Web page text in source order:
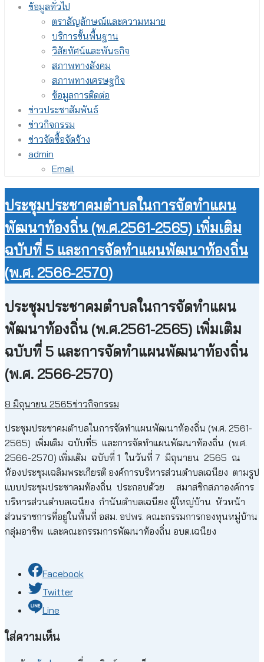
ข้อมูลทั่วไป
ตราสัญลักษณ์และความหมาย
บริการขั้นพื้นฐาน
วิสัยทัศน์และพันธกิจ
สภาพทางสังคม
สภาพทางเศรษฐกิจ
ข้อมูลการติดต่อ
ข่าวประชาสัมพันธ์
ข่าวกิจกรรม
ข่าวจัดซื้อจัดจ้าง
admin
Email
ประชุมประชาคมตำบลในการจัดทำแผน
พัฒนาท้องถิ่น (พ.ศ.2561-2565) เพิ่มเติม
ฉบับที่ 5 และการจัดทำแผนพัฒนาท้องถิ่น
(พ.ศ. 2566-2570)
ประชุมประชาคมตำบลในการจัดทำแผน
พัฒนาท้องถิ่น (พ.ศ.2561-2565) เพิ่มเติม
ฉบับที่ 5 และการจัดทำแผนพัฒนาท้องถิ่น
(พ.ศ. 2566-2570)
8 มิถุนายน 2565ข่าวกิจกรรม
ประชุมประชาคมตำบลในการจัดทำแผนพัฒนาท้องถิ่น (พ.ศ. 2561-
2565) เพิ่มเติม ฉบับที่5 และการจัดทำแผนพัฒนาท้องถิ่น (พ.ศ.
2566-2570) เพิ่มเติม ฉบับที่ 1 ในวันที่ 7 มิถุนายน 2565 ณ
ห้องประชุมเฉลิมพระเกียรติ องค์การบริหารส่วนตำบลเฉนียง ตามรูป
แบบประชุมประชาคมท้องถิ่น ประกอบด้วย สมาสชิกสภาองค์การ
บริหารส่วนตำบลเฉนียง กำนันตำบลเฉนียง ผู้ใหญ่บ้าน หัวหน้า
ส่วนราชการที่อยู่ในพื้นที่ อสม. อปพร. คณะกรรมการกองทุนหมู่บ้าน
กลุ่มอาชีพ และคณะกรรมการพัฒนาท้องถิ่น อบต.เฉนียง
Facebook
Twitter
Line
ใส่ความเห็น